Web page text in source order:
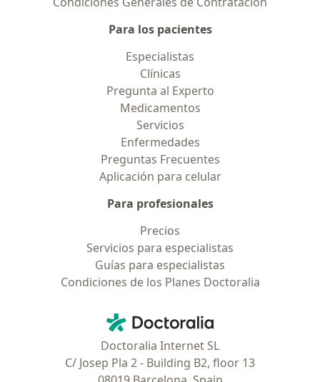
Para los pacientes
Especialistas
Clínicas
Pregunta al Experto
Medicamentos
Servicios
Enfermedades
Preguntas Frecuentes
Aplicación para celular
Para profesionales
Precios
Servicios para especialistas
Guías para especialistas
Condiciones de los Planes Doctoralia
Doctoralia - Página de inicio
Doctoralia Internet SL
C/ Josep Pla 2 - Building B2, floor 13